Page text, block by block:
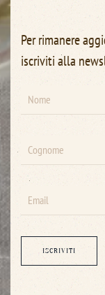
Per rimanere
iscriviti alla
ISCRIVITI